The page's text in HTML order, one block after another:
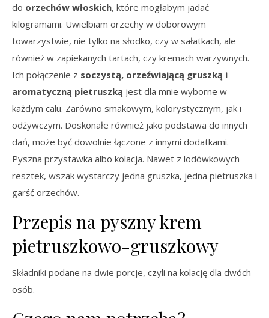
do orzechów włoskich, które mogłabym jadać
kilogramami. Uwielbiam orzechy w doborowym
towarzystwie, nie tylko na słodko, czy w sałatkach, ale
również w zapiekanych tartach, czy kremach warzywnych.
Ich połączenie z soczystą, orzeźwiającą gruszką i
aromatyczną pietruszką jest dla mnie wyborne w
każdym calu. Zarówno smakowym, kolorystycznym, jak i
odżywczym. Doskonałe również jako podstawa do innych
dań, może być dowolnie łączone z innymi dodatkami.
Pyszna przystawka albo kolacja. Nawet z lodówkowych
resztek, wszak wystarczy jedna gruszka, jedna pietruszka i
garść orzechów.
Przepis na pyszny krem
pietruszkowo-gruszkowy
Składniki podane na dwie porcje, czyli na kolację dla dwóch
osób.